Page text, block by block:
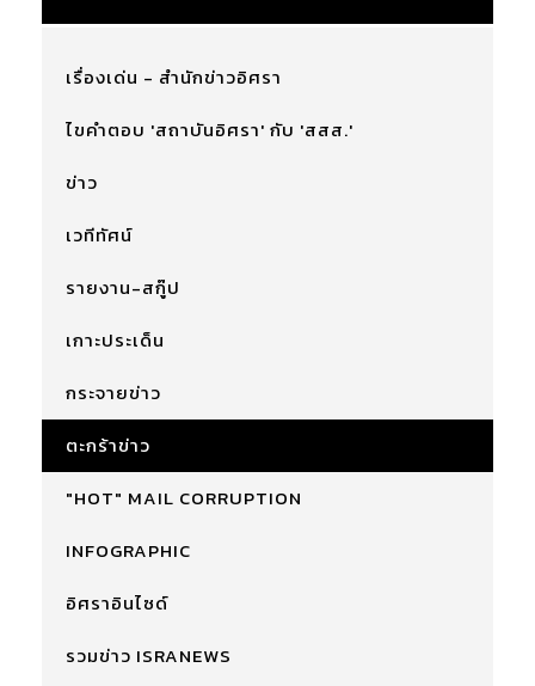
เรื่องเด่น - สำนักข่าวอิศรา
ไขคำตอบ 'สถาบันอิศรา' กับ 'สสส.'
ข่าว
เวทีทัศน์
รายงาน-สกู๊ป
เกาะประเด็น
กระจายข่าว
ตะกร้าข่าว
"HOT" MAIL CORRUPTION
INFOGRAPHIC
อิศราอินไซด์
รวมข่าว ISRANEWS